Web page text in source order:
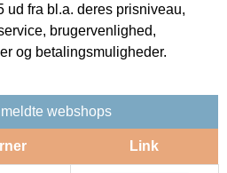
ud fra bl.a. deres prisniveau,
brugervenlighed,
og betalingsmuligheder.
webshops
Link